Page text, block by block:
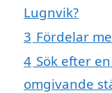
Lugnvik?
3 Fördelar
4 Sök efter
omgivande